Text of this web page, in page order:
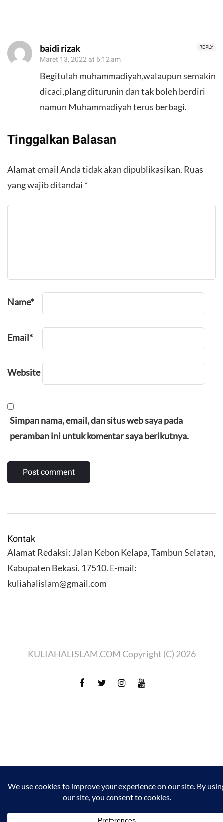
REPLY
baidi rizak
Maret 13, 2022 at 6:12 am
Begitulah muhammadiyah,walaupun semakin
dicaci,plang diturunin dan tak boleh berdiri
namun Muhammadiyah terus berbagi.
Tinggalkan Balasan
Alamat email Anda tidak akan dipublikasikan. Ruas
yang wajib ditandai *
Name*
Email*
Website
Simpan nama, email, dan situs web saya pada
peramban ini untuk komentar saya berikutnya.
Kontak
Alamat Redaksi: Jalan Kebon Kelapa, Tambun Selatan,
Kabupaten Bekasi. 17510. E-mail:
kuliahalislam@gmail.com
KULIAHALISLAM.COM Copyright (C) 2026